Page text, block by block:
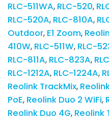
RLC-511WA RLC-520
RLC-520A RLC-810A
Outdoor E1 Zoom
410W RLC-511W RLC-
RLC-811A RLC-823A
RLC-1212A RLC-1224A
Reolink TrackMix
PoE Reolink Duo 2 WiFi
Reolink Duo 4G Reolink